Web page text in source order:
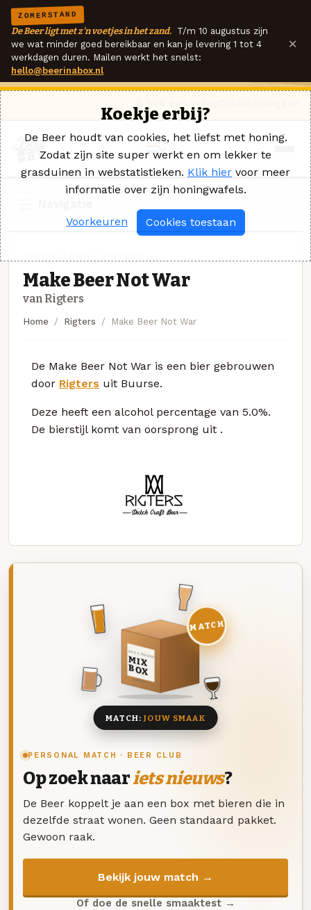
ZOMERSTAND
De Beer ligt met z'n voetjes in het zand. T/m 10 augustus zijn
we wat minder goed bereikbaar en kan je levering 1 tot 4
werkdagen duren. Mailen werkt het snelst:
hello@beerinabox.nl
×
Make Beer Not War
van Rigters
Home Rigters Make Beer Not War
De Make Beer Not War is een bier gebrouwen
door Rigters uit Buurse.
Deze heeft een alcohol percentage van 5.0%.
De bierstijl komt van oorsprong uit .
PERSONAL MATCH · BEER CLUB
Op zoek naariets nieuws?
De Beer koppelt je aan een box met bieren die in
dezelfde straat wonen. Geen standaard pakket.
Gewoon raak.
Bekijk jouw match →
Of doe de snelle smaaktest →
DEZE MAAND
MIX
BOX
8 BIEREN
MATCH
MATCH:JOUW SMAAK
Koekje erbij?
De Beer houdt van cookies, het liefst met honing.
Zodat zijn site super werkt en om lekker te
grasduinen in webstatistieken. Klik hier voor meer
informatie over zijn honingwafels.
Voorkeuren Cookies toestaan